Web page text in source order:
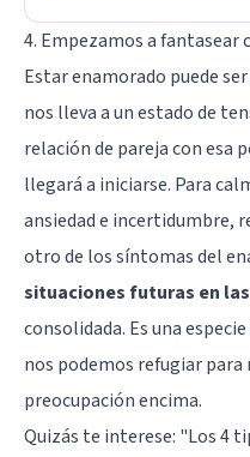
4. Empezamos a
Estar enamorado puede
nos lleva a un estado de
relación de pareja con esa
llegará a iniciarse. Para
ansiedad e incertidumbre,
otro de los síntomas del
situaciones futuras en
consolidada. Es una
nos podemos refugiar
preocupación encima.
Quizás te interese: "Los 4